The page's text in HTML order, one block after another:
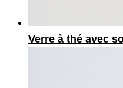
Verre à thé avec